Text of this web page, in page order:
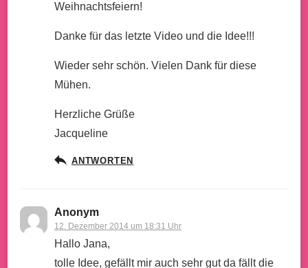
Weihnachtsfeiern!
Danke für das letzte Video und die Idee!!!
Wieder sehr schön. Vielen Dank für diese
Mühen.
Herzliche Grüße
Jacqueline
ANTWORTEN
Anonym
12. Dezember 2014 um 18:31 Uhr
Hallo Jana,
tolle Idee, gefällt mir auch sehr gut da fällt die